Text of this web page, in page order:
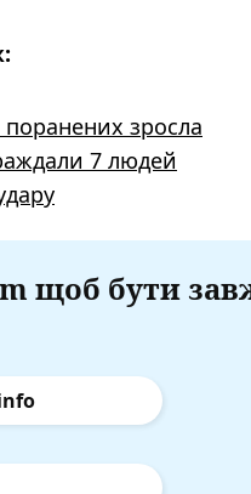
поранених зросла
7 людей
щоб бути